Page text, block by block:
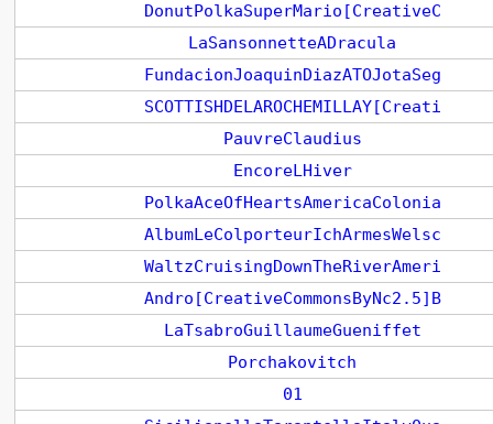
DonutPolkaSuperMario[CreativeC
LaSansonnetteADracula
FundacionJoaquinDiazATOJotaSeg
SCOTTISHDELAROCHEMILLAY[Creati
PauvreClaudius
EncoreLHiver
PolkaAceOfHeartsAmericaColonia
AlbumLeColporteurIchArmesWelsc
WaltzCruisingDownTheRiverAmeri
Andro[CreativeCommonsByNc2.5]B
LaTsabroGuillaumeGueniffet
Porchakovitch
01